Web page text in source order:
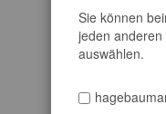
Sie können
jeden
auswählen.